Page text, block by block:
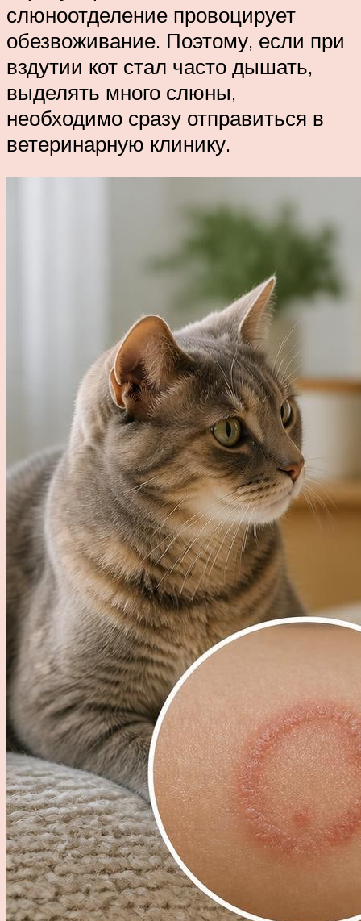
слюноотделение провоцирует
обезвоживание. Поэтому, если при
вздутии кот стал часто дышать,
выделять много слюны,
необходимо сразу отправиться в
ветеринарную клинику.